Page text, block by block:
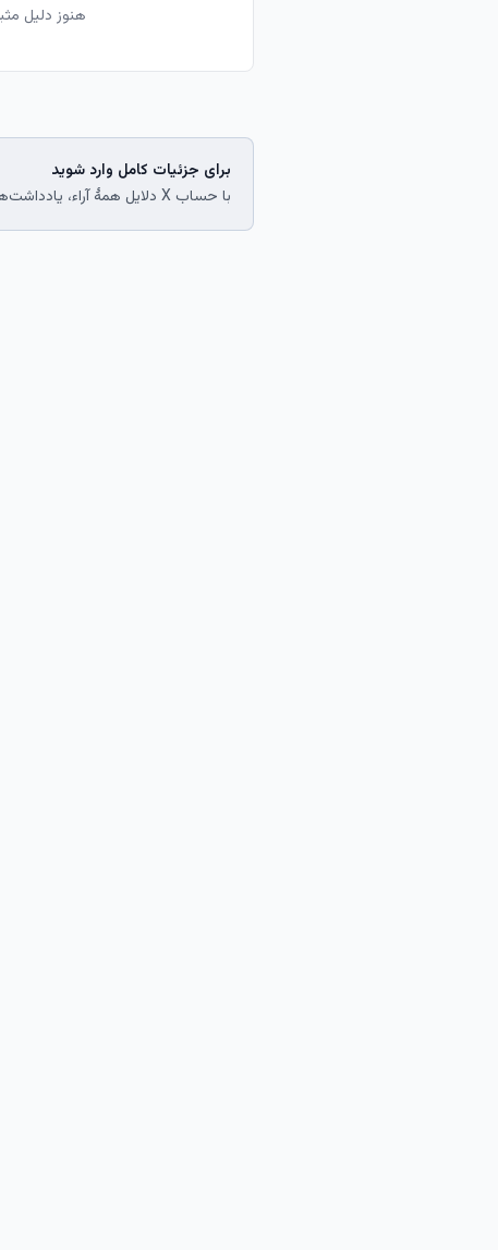
هنوز دلیل
برای جزئیات کامل وارد شوید
با حساب X دلایل همهٔ آراء، یادداشت‌های جامعه و رأی خود را ببینید.